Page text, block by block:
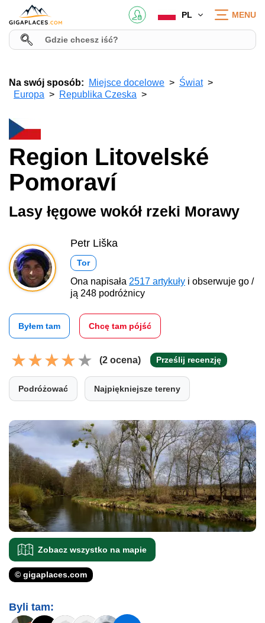
PL MENU
Na swój sposób: Miejsce docelowe
Świat
Europa
Republika Czeska
Region Litovelské
Pomoraví
Lasy łęgowe wokół rzeki Morawy
Petr Liška
Tor
Ona napisała 2517 artykuły i obserwuje go /
ją 248 podróżnicy
Byłem tam Chcę tam pójść
(2 ocena) Prześlij recenzję
Podróżować Najpiękniejsze tereny
Zobacz wszystko na mapie
© gigaplaces.com
Byli tam: